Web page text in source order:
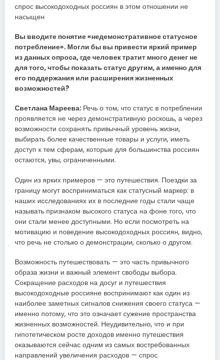
спрос высокодоходных россиян в этом отношении не
насыщен
Вы вводите понятие «недемонстративное статусное
потребление». Могли бы вы привести яркий пример
из данных опроса, где человек тратит много денег не
для того, чтобы показать статус другим, а именно для
его поддержания или расширения жизненных
возможностей?
Светлана Мареева: Речь о том, что статус в потреблении
проявляется не через демонстративную роскошь, а через
возможности сохранять привычный уровень жизни,
выбирать более качественные товары и услуги, иметь
доступ к тем сферам, которые для большинства россиян
остаются, увы, ограниченными.
Один из ярких примеров — это путешествия. Поездки за
границу могут восприниматься как статусный маркер: в
наших исследованиях их в последние годы стали чаще
называть признаком высокого статуса на фоне того, что
они стали менее доступными. Но если посмотреть на
мотивацию и поведение высокодоходных россиян, видно,
что речь не столько о демонстрации, сколько о другом.
Возможность путешествовать — это часть привычного
образа жизни и важный элемент свободы выбора.
Сокращение расходов на досуг и путешествия
высокодоходные россияне воспринимают как один из
наиболее заметных сигналов снижения своего статуса —
именно потому, что это означает сужение пространства
жизненных возможностей. Неудивительно, что и при
гипотетическом росте доходов именно путешествия
оказываются сейчас одним из самых востребованных
направлений увеличения расходов — спрос